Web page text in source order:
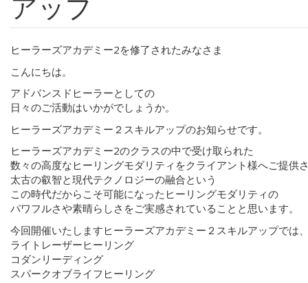
ヒーラーズアカデミー2を修了されたみなさま
こんにちは。
アドバンスドヒーラーとしての
日々のご活動はいかがでしょうか。
ヒーラーズアカデミー２スキルアップのお知らせです。
ヒーラーズアカデミー2のクラスの中で受け取られた
数々の高度なヒーリングモダリティをクライアント様へご提供
太古の叡智と現代テクノロジーの融合という
この時代だからこそ可能になったヒーリングモダリティの
パワフルさや素晴らしさをご実感されていることと思います。
今回開催いたしますヒーラーズアカデミー２スキルアップでは
ライトレーザーヒーリング
コダンリーディング
スパークオブライフヒーリング